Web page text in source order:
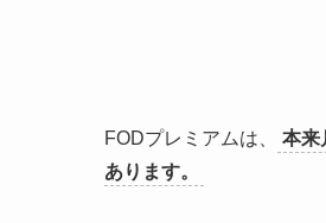
FODプレミアムは、
本来
あります。